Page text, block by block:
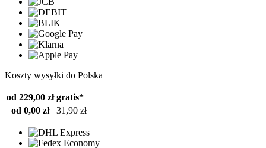
Koszty wysyłki do Polska
od 229,00 zł gratis*
od 0,00 zł
31,90 zł